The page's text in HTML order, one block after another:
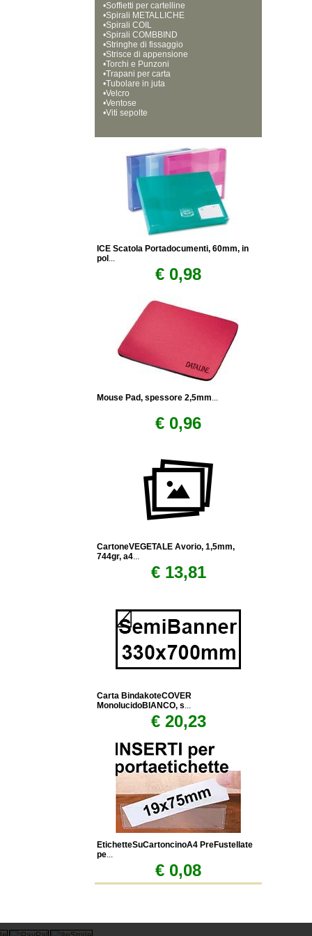
•Soffietti per cartelline
•Spirali METALLICHE
•Spirali COIL
•Spirali COMBBIND
•Stringhe di fissaggio
•Strisce di appensione
•Torchi e Punzoni
•Trapani per carta
•Tubolare in juta
•Velcro
•Ventose
•Viti sepolte
ICE Scatola Portadocumenti, 60mm, in
pol ...
€ 0,98
Mouse Pad, spessore 2,5mm...
€ 0,96
CartoneVEGETALE Avorio, 1,5mm,
744gr, a4...
€ 13,81
Carta BindakoteCOVER
MonolucidoBIANCO, s...
€ 20,23
EtichetteSuCartoncinoA4 PreFustellate
pe...
€ 0,08